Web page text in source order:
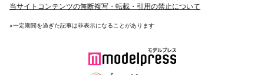
当サイトコンテンツの無断複写・転載・引用の禁止について
※一定期間を過ぎた記事は非表示になることがあります